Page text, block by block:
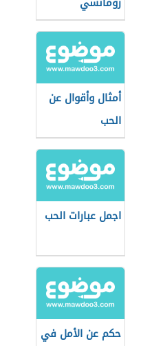
أمثال وأقوال عن
الحب
اجمل عبارات الحب
حكم عن الأمل في